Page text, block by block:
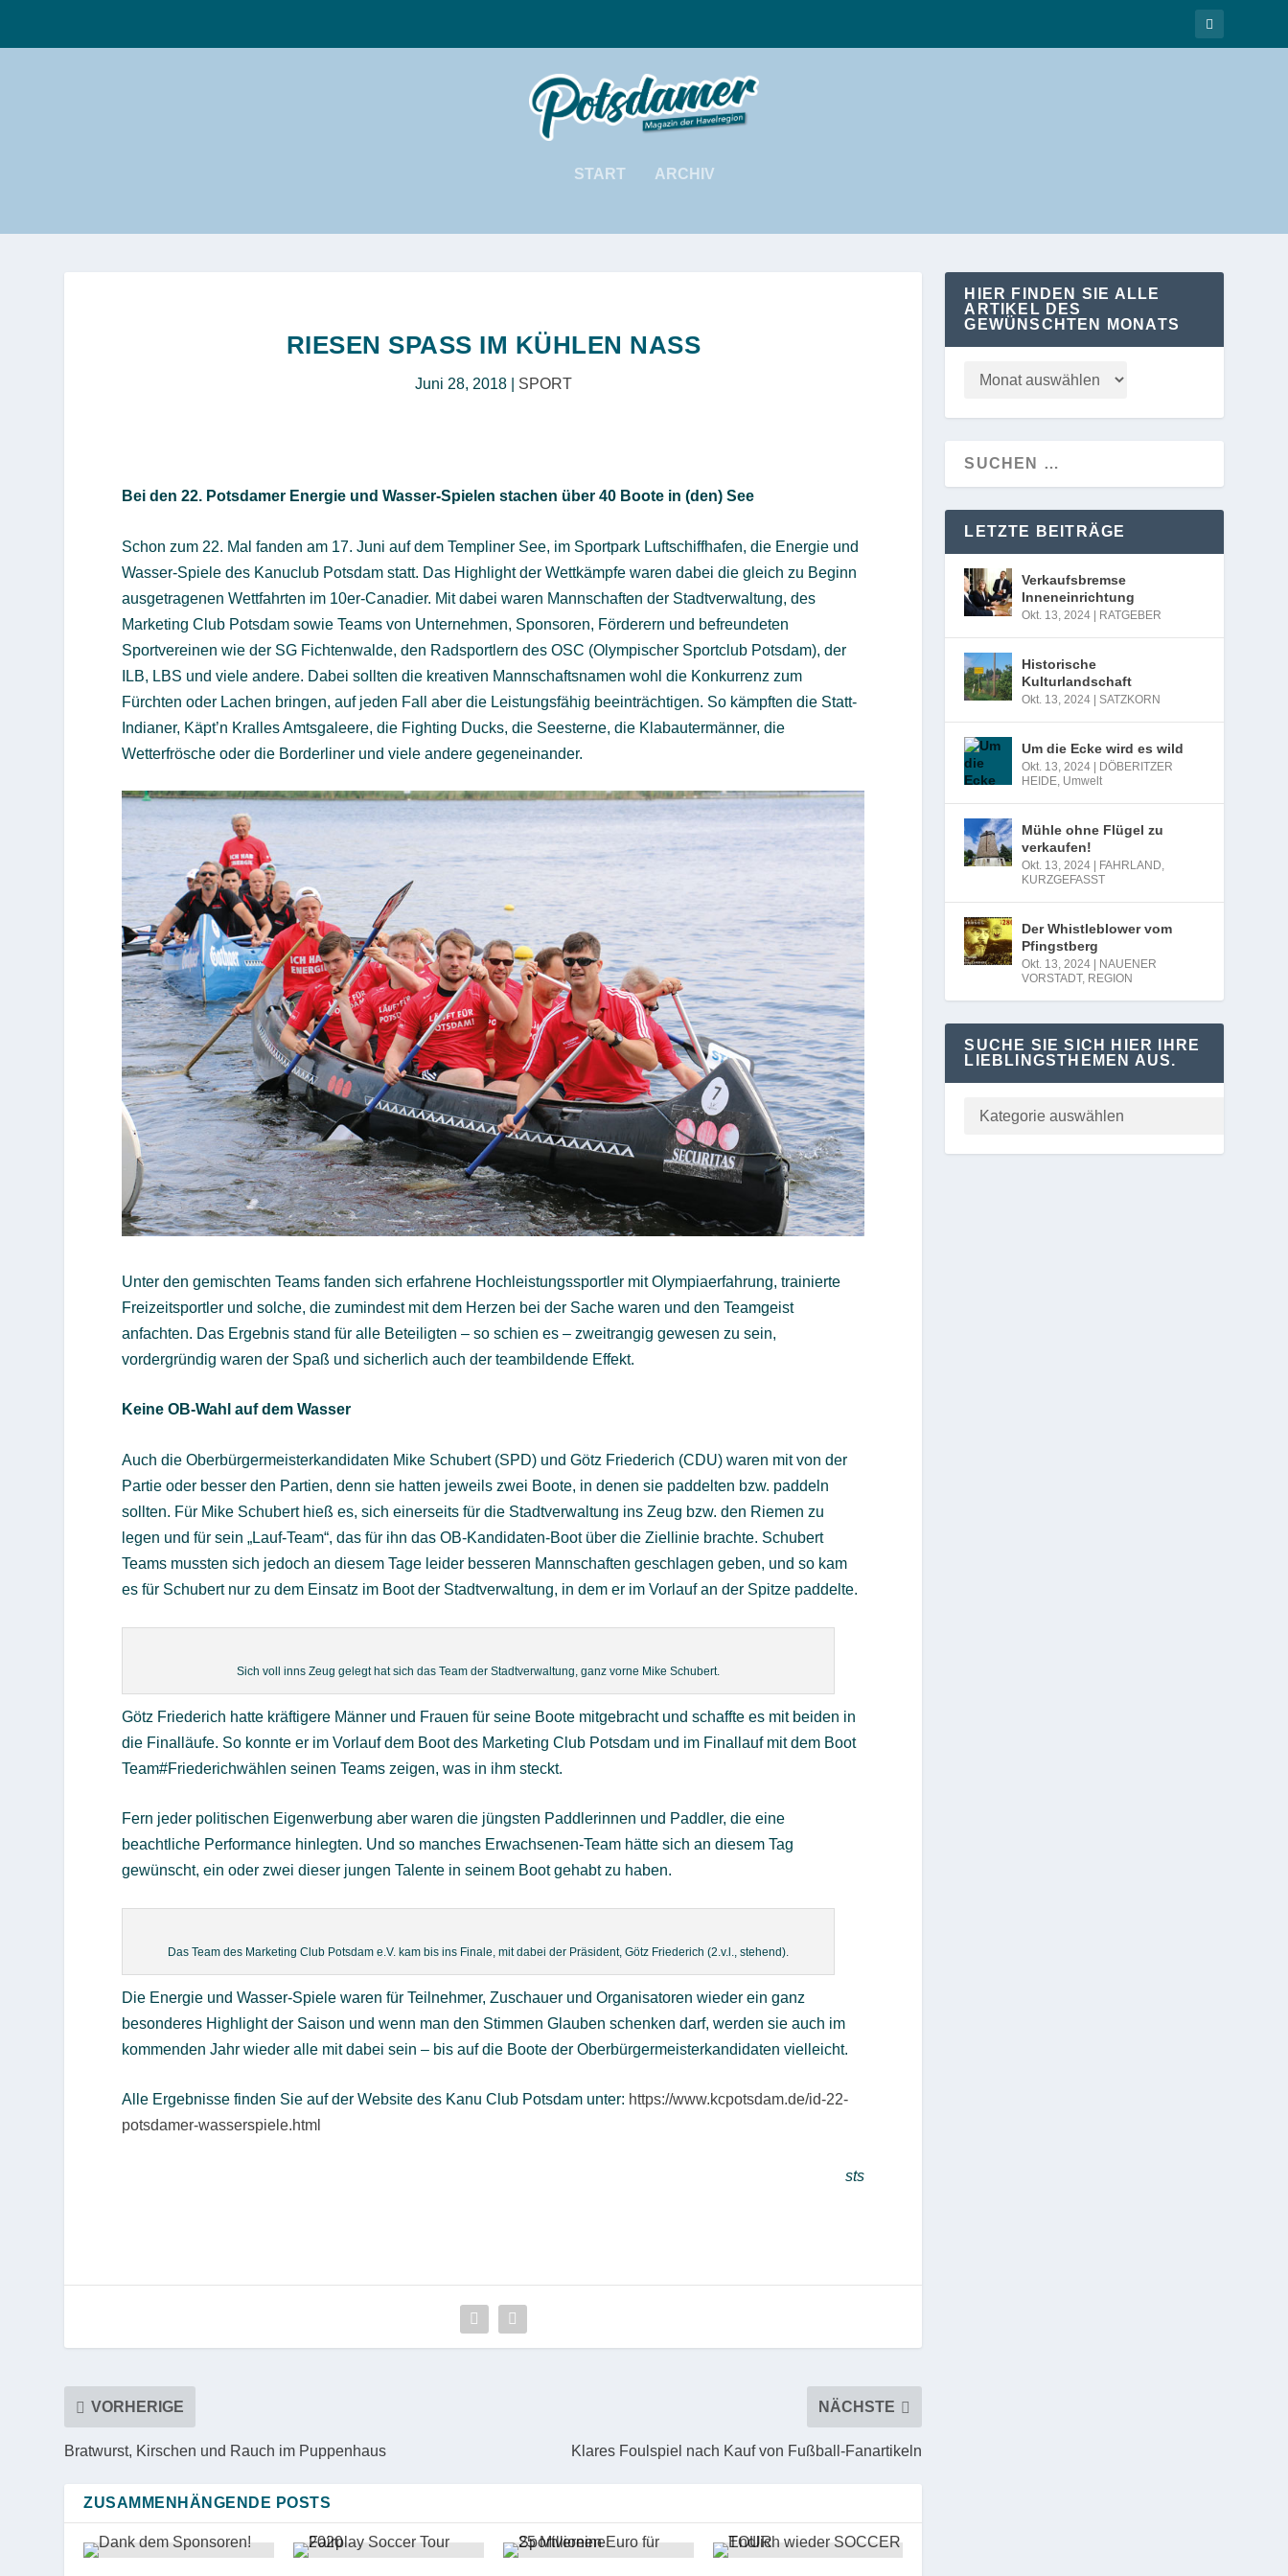
START ARCHIV
RIESEN SPASS IM KÜHLEN NASS
Juni 28, 2018| SPORT
Bei den 22. Potsdamer Energie und Wasser-Spielen stachen über 40 Boote in (den) See
Schon zum 22. Mal fanden am 17. Juni auf dem Templiner See, im Sportpark Luftschiffhafen, die Energie und
Wasser-Spiele des Kanuclub Potsdam statt. Das Highlight der Wettkämpfe waren dabei die gleich zu Beginn
ausgetragenen Wettfahrten im 10er-Canadier. Mit dabei waren Mannschaften der Stadtverwaltung, des
Marketing Club Potsdam sowie Teams von Unternehmen, Sponsoren, Förderern und befreundeten
Sportvereinen wie der SG Fichtenwalde, den Radsportlern des OSC (Olympischer Sportclub Potsdam), der
ILB, LBS und viele andere. Dabei sollten die kreativen Mannschaftsnamen wohl die Konkurrenz zum
Fürchten oder Lachen bringen, auf jeden Fall aber die Leistungsfähig beeinträchtigen. So kämpften die Statt-
Indianer, Käpt’n Kralles Amtsgaleere, die Fighting Ducks, die Seesterne, die Klabautermänner, die
Wetterfrösche oder die Borderliner und viele andere gegeneinander.
Unter den gemischten Teams fanden sich erfahrene Hochleistungssportler mit Olympiaerfahrung, trainierte
Freizeitsportler und solche, die zumindest mit dem Herzen bei der Sache waren und den Teamgeist
anfachten. Das Ergebnis stand für alle Beteiligten – so schien es – zweitrangig gewesen zu sein,
vordergründig waren der Spaß und sicherlich auch der teambildende Effekt.
Keine OB-Wahl auf dem Wasser
Auch die Oberbürgermeisterkandidaten Mike Schubert (SPD) und Götz Friederich (CDU) waren mit von der
Partie oder besser den Partien, denn sie hatten jeweils zwei Boote, in denen sie paddelten bzw. paddeln
sollten. Für Mike Schubert hieß es, sich einerseits für die Stadtverwaltung ins Zeug bzw. den Riemen zu
legen und für sein „Lauf-Team“, das für ihn das OB-Kandidaten-Boot über die Ziellinie brachte. Schubert
Teams mussten sich jedoch an diesem Tage leider besseren Mannschaften geschlagen geben, und so kam
es für Schubert nur zu dem Einsatz im Boot der Stadtverwaltung, in dem er im Vorlauf an der Spitze paddelte.
Sich voll inns Zeug gelegt hat sich das Team der Stadtverwaltung, ganz vorne Mike Schubert.
Götz Friederich hatte kräftigere Männer und Frauen für seine Boote mitgebracht und schaffte es mit beiden in
die Finalläufe. So konnte er im Vorlauf dem Boot des Marketing Club Potsdam und im Finallauf mit dem Boot
Team#Friederichwählen seinen Teams zeigen, was in ihm steckt.
Fern jeder politischen Eigenwerbung aber waren die jüngsten Paddlerinnen und Paddler, die eine
beachtliche Performance hinlegten. Und so manches Erwachsenen-Team hätte sich an diesem Tag
gewünscht, ein oder zwei dieser jungen Talente in seinem Boot gehabt zu haben.
Das Team des Marketing Club Potsdam e.V. kam bis ins Finale, mit dabei der Präsident, Götz Friederich (2.v.l., stehend).
Die Energie und Wasser-Spiele waren für Teilnehmer, Zuschauer und Organisatoren wieder ein ganz
besonderes Highlight der Saison und wenn man den Stimmen Glauben schenken darf, werden sie auch im
kommenden Jahr wieder alle mit dabei sein – bis auf die Boote der Oberbürgermeisterkandidaten vielleicht.
Alle Ergebnisse finden Sie auf der Website des Kanu Club Potsdam unter: https://www.kcpotsdam.de/id-22-
potsdamer-wasserspiele.html
sts
VORHERIGE
Bratwurst, Kirschen und Rauch im Puppenhaus
NÄCHSTE
Klares Foulspiel nach Kauf von Fußball-Fanartikeln
ZUSAMMENHÄNGENDE POSTS
HIER FINDEN SIE ALLE
ARTIKEL DES
GEWÜNSCHTEN MONATS
LETZTE BEITRÄGE
Verkaufsbremse
Inneneinrichtung
Okt. 13, 2024 RATGEBER
Historische
Kulturlandschaft
Okt. 13, 2024 |SATZKORN
Um die Ecke wird es wild
Okt. 13, 2024
DÖBERITZER
HEIDE, Umwelt
Mühle ohne Flügel zu
verkaufen!
Okt. 13, 2024 FAHRLAND,
KURZGEFASST
Der Whistleblower vom
Pfingstberg
Okt. 13, 2024
NAUENER
VORSTADT, REGION
SUCHE SIE SICH HIER IHRE
LIEBLINGSTHEMEN AUS.